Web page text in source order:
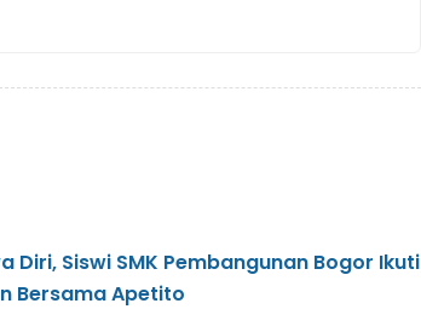
Diri, Siswi SMK Pembangunan Bogor Ikuti
Bersama Apetito